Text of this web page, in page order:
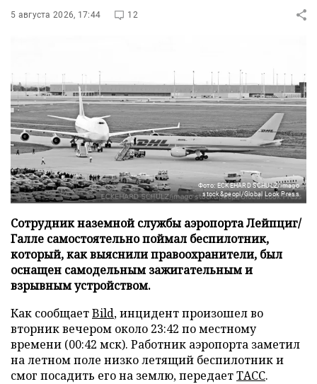
5 августа 2026, 17:44 12
Фото: ECKEHARD SCHULZ/imago
stock&peopl/Global Look Press
Сотрудник наземной службы аэропорта Лейпциг/
Галле самостоятельно поймал беспилотник,
который, как выяснили правоохранители, был
оснащен самодельным зажигательным и
взрывным устройством.
Как сообщаетBild, инцидент произошел во
вторник вечером около 23:42 по местному
времени (00:42 мск). Работник аэропорта заметил
на летном поле низко летящий беспилотник и
смог посадить его на землю, передаетТАСС.